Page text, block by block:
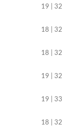
19 | 32
18 | 32
18 | 32
19 | 32
19 | 33
18 | 32